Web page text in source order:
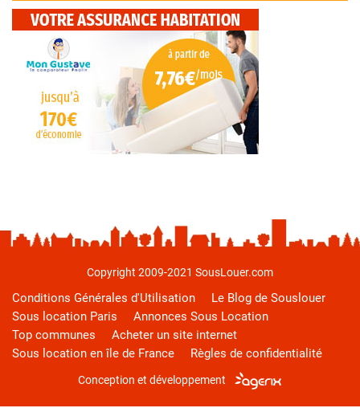
Copyright 2009-2021 SousLouer.com
Conditions Générales d'Utilisation
Le Blog de Souslouer
Sous location Paris
Annonces Sous Location
Top communes
Acheter un site internet
Sous location en île de France
Règles de confidentialité
Conception et développement